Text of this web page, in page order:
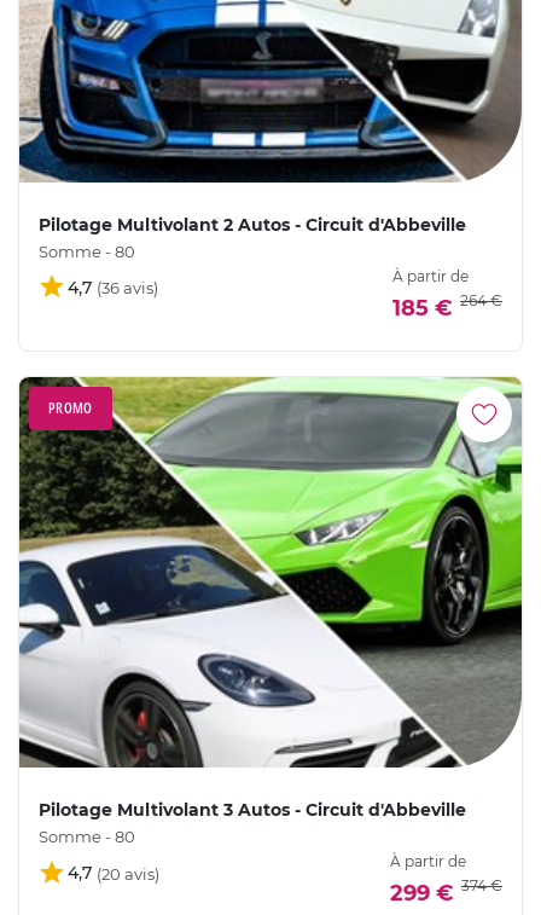
Pilotage Multivolant 2 Autos - Circuit d'Abbeville
Somme - 80
4,7
À partir de
185 € 264 €
PROMO
Pilotage Multivolant 3 Autos - Circuit d'Abbeville
Somme - 80
4,7
À partir de
299 € 374 €